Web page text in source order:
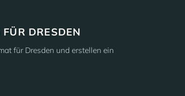
FÜR DRESDEN
für Dresden und erstellen ein